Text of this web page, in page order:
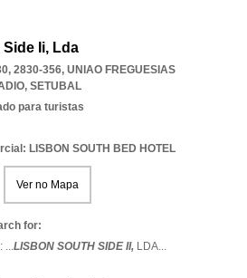
Ii, Lda
2830-356, UNIAO FREGUESIAS
, SETUBAL
para turistas
LISBON SOUTH BED HOTEL
Ver no Mapa
for:
...LISBON SOUTH SIDE II, LDA...